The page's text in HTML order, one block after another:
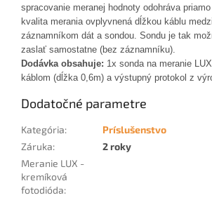
spracovanie meranej hodnoty odohráva
kvalita merania ovplyvnená dĺžkou káblu
záznamníkom dát a sondou. Sondu je tak
zaslať samostatne (bez záznamníku).
Dodávkaobsahuje: 1x sonda na meranie
káblom (dĺžka 0,6m) a výstupný protokol z
Dodatočné parametre
Kategória:
Príslušenstvo
Záruka:
2 roky
Meranie LUX -
kremíková
fotodióda: